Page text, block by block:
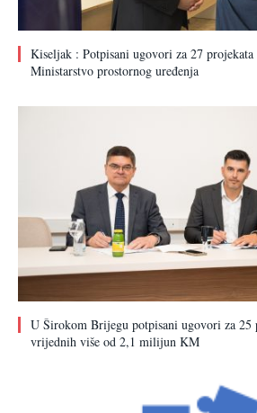
Kiseljak : Potpisani ugovori za 27
Ministarstvo prostornog uređenja
U Širokom Brijegu potpisani ugovori za 25
vrijednih više od 2,1 milijun KM